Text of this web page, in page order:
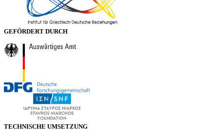
GEFÖRDERT DURCH
TECHNISCHE UMSETZUNG